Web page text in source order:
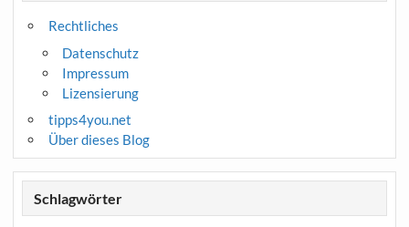
Rechtliches
Datenschutz
Impressum
Lizensierung
tipps4you.net
Über dieses Blog
Schlagwörter